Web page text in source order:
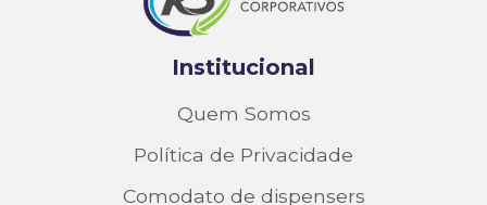
Institucional
Quem Somos
Política de Privacidade
Comodato de dispensers